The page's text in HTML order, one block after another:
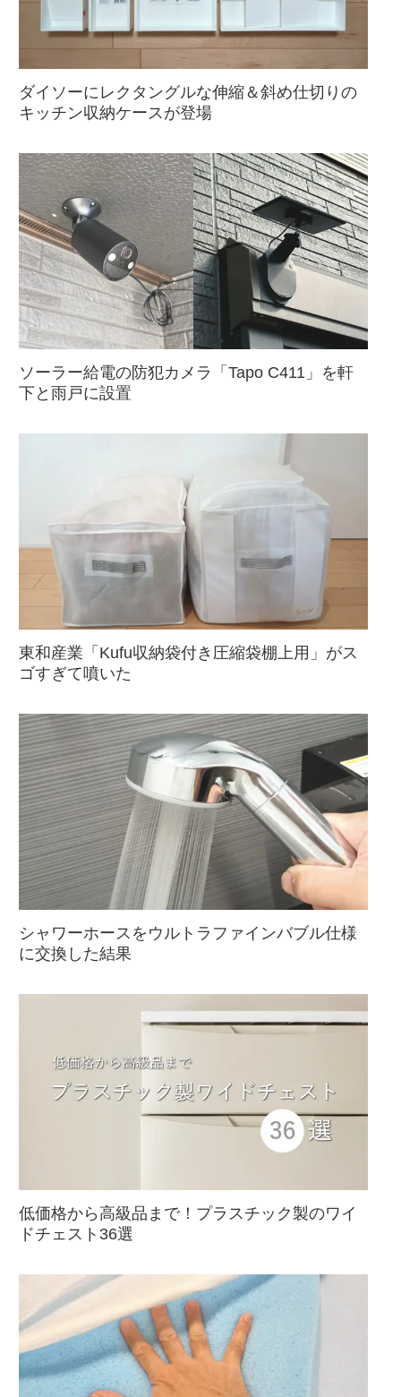
ダイソーにレクタングルな伸縮＆斜め仕切りの
キッチン収納ケースが登場
ソーラー給電の防犯カメラ「Tapo C411」を軒
下と雨戸に設置
東和産業「Kufu収納袋付き圧縮袋棚上用」がス
ゴすぎて噴いた
シャワーホースをウルトラファインバブル仕様
に交換した結果
低価格から高級品まで！プラスチック製のワイ
ドチェスト36選